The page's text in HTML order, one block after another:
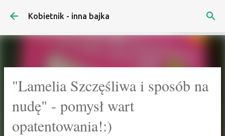
Przejdź do głównej zawartości
Kobietnik - inna bajka
"Lamelia Szczęśliwa i sposób na
nudę" - pomysł wart
opatentowania!:)